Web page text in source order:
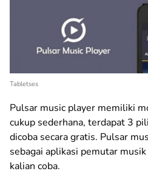
Tabletses
Pulsar music player memiliki
cukup sederhana, terdapat 3
dicoba secara gratis. Pulsar
sebagai aplikasi pemutar
kalian coba.